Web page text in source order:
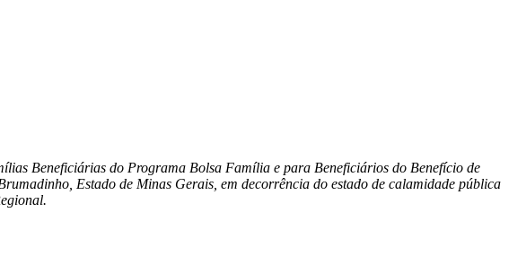
Beneficiárias do Programa Bolsa Família e para Beneficiários do Benefício de
Estado de Minas Gerais, em decorrência do estado de calamidade pública